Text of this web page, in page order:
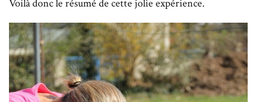
Voilà donc le résumé de cette jolie expérience.